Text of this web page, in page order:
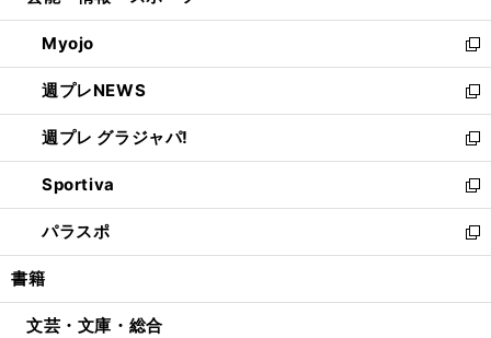
開
く
ウ
で
開
く
ン
ド
ウ
で
開
く
ウ
ィ
ン
ド
ウ
で
開
く
Myojo
新
し
い
ウ
ィ
ン
ド
ウ
で
開
週プレNEWS
新
し
い
ウ
ィ
ン
ド
ウ
開
週プレ グラジャパ!
新
し
い
ウ
ィ
ン
ウ
Sportiva
新
し
い
ウ
ン
パラスポ
新
し
ウ
書籍
文芸・文庫・総合